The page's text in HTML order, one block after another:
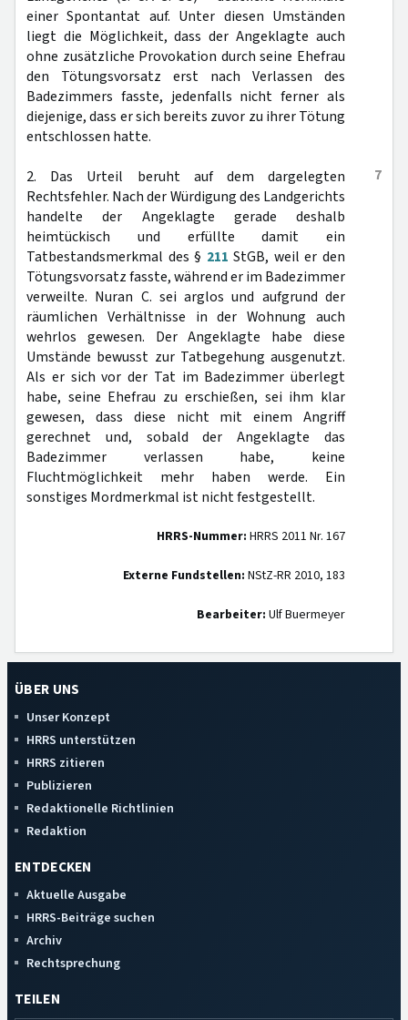
einer Spontantat auf. Unter diesen Umständen
liegt die Möglichkeit, dass der Angeklagte auch
ohne zusätzliche Provokation durch seine Ehefrau
den Tötungsvorsatz erst nach Verlassen des
Badezimmers fasste, jedenfalls nicht ferner als
diejenige, dass er sich bereits zuvor zu ihrer Tötung
entschlossen hatte.
7
2. Das Urteil beruht auf dem dargelegten
Rechtsfehler. Nach der Würdigung des Landgerichts
handelte der Angeklagte gerade deshalb
heimtückisch und erfüllte damit ein
Tatbestandsmerkmal des § 211 StGB, weil er den
Tötungsvorsatz fasste, während er im Badezimmer
verweilte. Nuran C. sei arglos und aufgrund der
räumlichen Verhältnisse in der Wohnung auch
wehrlos gewesen. Der Angeklagte habe diese
Umstände bewusst zur Tatbegehung ausgenutzt.
Als er sich vor der Tat im Badezimmer überlegt
habe, seine Ehefrau zu erschießen, sei ihm klar
gewesen, dass diese nicht mit einem Angriff
gerechnet und, sobald der Angeklagte das
Badezimmer verlassen habe, keine
Fluchtmöglichkeit mehr haben werde. Ein
sonstiges Mordmerkmal ist nicht festgestellt.
HRRS-Nummer: HRRS 2011 Nr. 167
Externe Fundstellen: NStZ-RR 2010, 183
Bearbeiter: Ulf Buermeyer
ÜBER UNS
Unser Konzept
HRRS unterstützen
HRRS zitieren
Publizieren
Redaktionelle Richtlinien
Redaktion
ENTDECKEN
Aktuelle Ausgabe
HRRS-Beiträge suchen
Archiv
Rechtsprechung
TEILEN